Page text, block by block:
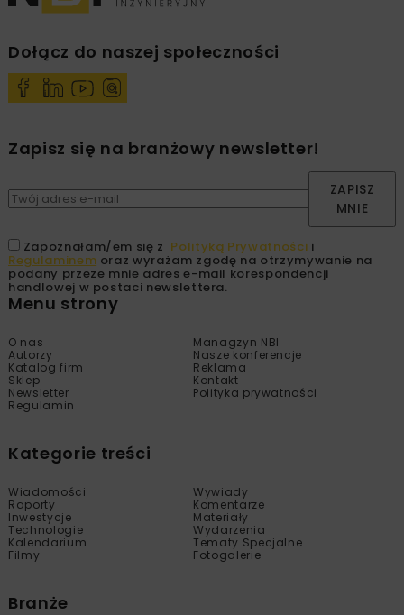
Dołącz do naszej społeczności
Zapisz się na branżowy newsletter!
ZAPISZ
MNIE
Zapoznałam/em się z Polityką Prywatności i
Regulaminem oraz wyrażam zgodę na otrzymywanie na
podany przeze mnie adres e-mail korespondencji
handlowej w postaci newslettera.
Menu strony
O nas
Managzyn NBI
Autorzy
Nasze konferencje
Katalog firm
Reklama
Sklep
Kontakt
Newsletter
Polityka prywatności
Regulamin
Kategorie treści
Wiadomości
Wywiady
Raporty
Komentarze
Inwestycje
Materiały
Technologie
Wydarzenia
Kalendarium
Tematy Specjalne
Filmy
Fotogalerie
Branże